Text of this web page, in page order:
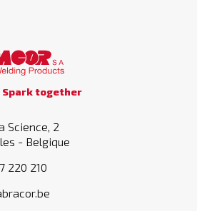
together
Science, 2
- Belgique
220 210